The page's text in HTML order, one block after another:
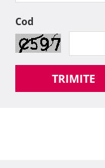
Cod
TRIMITE